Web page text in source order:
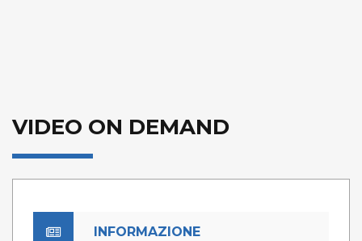
VIDEO ON DEMAND
INFORMAZIONE